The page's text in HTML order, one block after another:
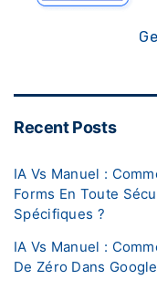
Recent Posts
IA Vs Manuel :
Forms En Toute
Spécifiques ?
IA Vs Manuel :
De Zéro Dans